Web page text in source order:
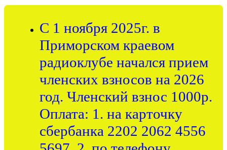
С 1 ноября 2025г. в
Приморском краевом
радиоклубе начался прием
членских взносов на 2026
год. Членский взнос 1000р.
Оплата: 1. на карточку
сбербанка 2202 2062 4556